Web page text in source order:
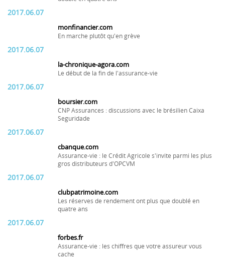
2017.06.07
monfinancier.com
En marche plutôt qu'en grève
2017.06.07
la-chronique-agora.com
Le début de la fin de l'assurance-vie
2017.06.07
boursier.com
CNP Assurances : discussions avec le brésilien Caixa
Seguridade
2017.06.07
cbanque.com
Assurance-vie : le Crédit Agricole s'invite parmi les plus
gros distributeurs d'OPCVM
2017.06.07
clubpatrimoine.com
Les réserves de rendement ont plus que doublé en
quatre ans
2017.06.07
forbes.fr
Assurance-vie : les chiffres que votre assureur vous
cache